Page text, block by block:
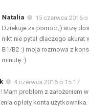
Natalia
15 czerwca 2016 o
Dziekuje za pomoc ;) wizę
nikt nie pytał dlaczego akurat
B1/B2 :) moja rozmowa z
minutę :)
4 czerwca 2016 o 15:17
Mam problem z założeniem
opłaty konta